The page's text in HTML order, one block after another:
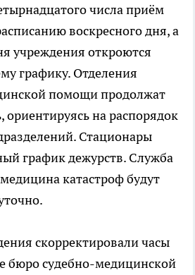
числа приём
воскресного дня, а
учреждения откроются
графику. Отделения
помощи продолжат
на распорядок
Стационары
график дежурств. Служба
катастроф будут
скорректировали часы
бюро судебно-медицинской